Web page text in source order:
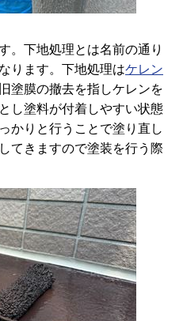
。下地処理とは名前の通り
ります。下地処理はケレン
塗膜の撤去を指しケレンを
し塗料が付着しやすい状態
かりと行うことで塗り直し
てきますので塗装を行う際